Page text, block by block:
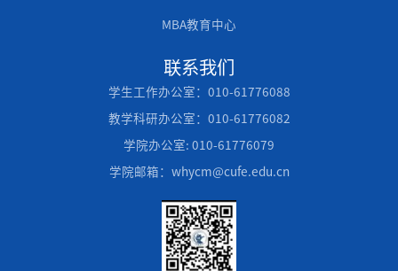
MBA教育中心
联系我们
学生工作办公室：010-61776088
教学科研办公室：010-61776082
学院办公室: 010-61776079
学院邮箱：whycm@cufe.edu.cn